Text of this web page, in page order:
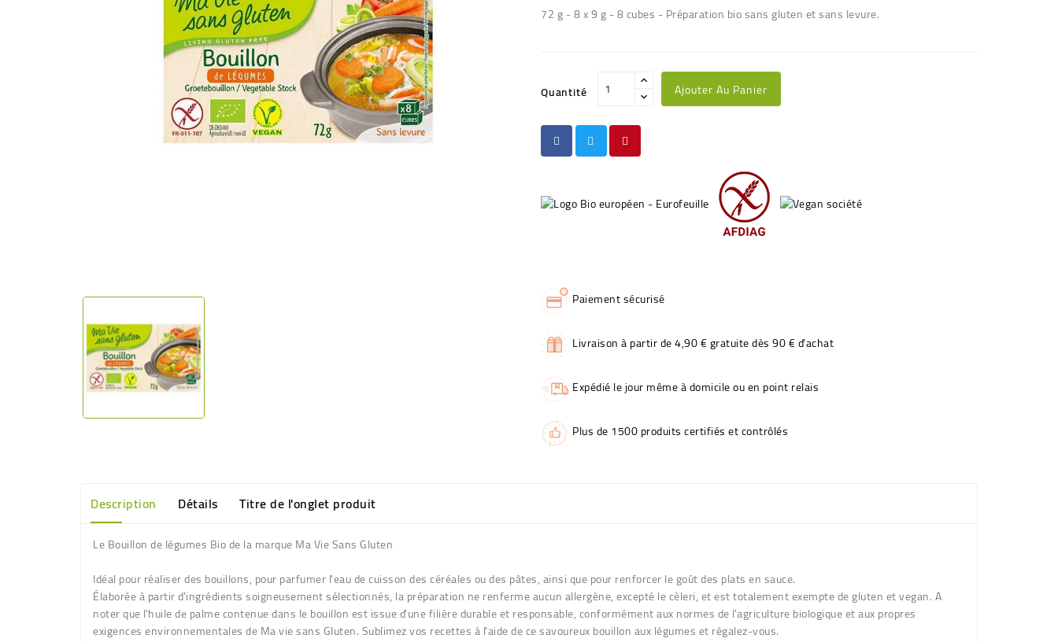
72 g - 8 x 9 g - 8 cubes - Préparation bio sans gluten et sans levure.
Quantité Ajouter Au Panier
Paiement sécurisé
Livraison à partir de 4,90 € gratuite dès 90 € d'achat
Expédié le jour même à domicile ou en point relais
Plus de 1500 produits certifiés et contrôlés
Description Détails Titre de l'onglet produit
Le Bouillon de légumes Bio de la marque Ma Vie Sans Gluten
Idéal pour réaliser des bouillons, pour parfumer l'eau de cuisson des céréales ou des pâtes, ainsi que pour renforcer le goût des plats en sauce.
Élaborée à partir d'ingrédients soigneusement sélectionnés, la préparation ne renferme aucun allergène, excepté le cèleri, et est totalement exempte de gluten et vegan. A
noter que l'huile de palme contenue dans le bouillon est issue d'une filière durable et responsable, conformément aux normes de l'agriculture biologique et aux propres
exigences environnementales de Ma vie sans Gluten. Sublimez vos recettes à l'aide de ce savoureux bouillon aux légumes et régalez-vous.